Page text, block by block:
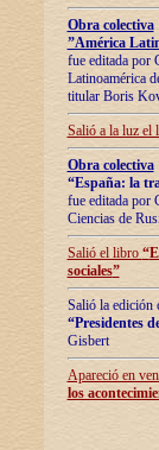
Obra colectiva
”América
fue editada por
Latinoamérica
titular Boris
Salió a la luz el
Obra colectiva
“España: la
fue editada por
Ciencias de
Salió el libro “
sociales”
Salió la edición
“Presidentes
Gisbert
Apareció en
los